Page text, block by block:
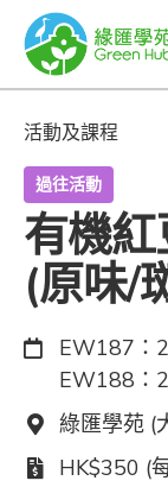
活動及課程
過往活動
有機
(原味/
日期：
EW187：
EW188：
地點：
綠匯學苑 (
費用：
HK$350 (